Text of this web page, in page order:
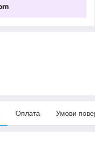
Оплата Умови